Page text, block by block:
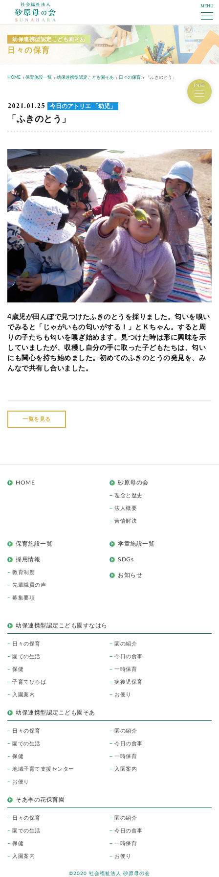
MENU
幼保連携型認定こども園そあ
日々の保育
HOME 保育施設一覧 幼保連携型認定こども園そあ 日々の保育 「ふきのとう」
PAGE
2021.01.25 今日のアトリエ 「幼児」
「ふきのとう」
4歳児が田んぼで見つけたふきのとうを採りました。匂いを嗅い
でみると「じゃがいもの匂いがする！」とＫちゃん。すると周
りの子たちも匂いを嗅ぎ始めます。見つけた時は形に興味を示
していましたが、収穫し自分の手に取った子どもたちは、匂い
にも関心を持ち始めました。初めてのふきのとうの発見を、み
んなで共有し合いました。
一覧を見る
HOME 砂原母の会
理念と歴史
法人概要
苦情解決
保育施設一覧 学童施設一覧
採用情報
教育制度
先輩職員の声
募集要項
SDGs
お知らせ
幼保連携型認定こども園すなはら
日々の保育 園の紹介
園での生活 今日の食事
保健 一時保育
子育てひろば 病後児保育
入園案内 お便り
幼保連携型認定こども園そあ
日々の保育 園の紹介
園での生活 今日の食事
保健 一時保育
地域子育て支援センター 入園案内
お便り
そあ季の花保育園
日々の保育 園の紹介
園での生活 今日の食事
保健 一時保育
入園案内 お便り
©2020 社会福祉法人 砂原母の会